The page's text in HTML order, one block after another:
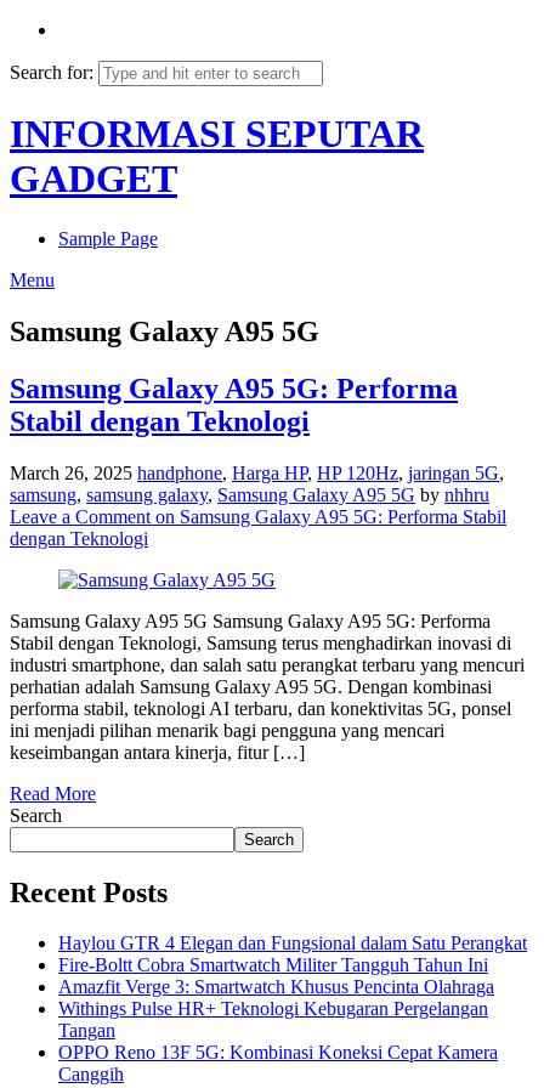
Search for:
INFORMASI SEPUTAR
GADGET
Sample Page
Menu
Samsung Galaxy A95 5G
Samsung Galaxy A95 5G: Performa
Stabil dengan Teknologi
March 26, 2025 handphone, Harga HP, HP 120Hz, jaringan 5G,
samsung, samsung galaxy, Samsung Galaxy A95 5G by nhhru
Leave a Comment on Samsung Galaxy A95 5G: Performa Stabil
dengan Teknologi
Samsung Galaxy A95 5G Samsung Galaxy A95 5G: Performa
Stabil dengan Teknologi, Samsung terus menghadirkan inovasi di
industri smartphone, dan salah satu perangkat terbaru yang mencuri
perhatian adalah Samsung Galaxy A95 5G. Dengan kombinasi
performa stabil, teknologi AI terbaru, dan konektivitas 5G, ponsel
ini menjadi pilihan menarik bagi pengguna yang mencari
keseimbangan antara kinerja, fitur […]
Read More
Search
Search
Recent Posts
Haylou GTR 4 Elegan dan Fungsional dalam Satu Perangkat
Fire-Boltt Cobra Smartwatch Militer Tangguh Tahun Ini
Amazfit Verge 3: Smartwatch Khusus Pencinta Olahraga
Withings Pulse HR+ Teknologi Kebugaran Pergelangan
Tangan
OPPO Reno 13F 5G: Kombinasi Koneksi Cepat Kamera
Canggih